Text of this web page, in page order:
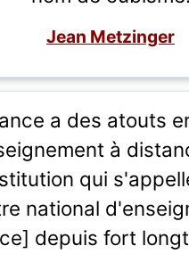
Jean Metzinger
a des atouts
à
qui
national
depuis fort